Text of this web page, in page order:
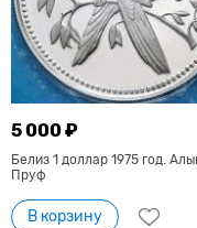
5 000 ₽
Белиз 1 доллар 1975 год.
Пруф
В корзину